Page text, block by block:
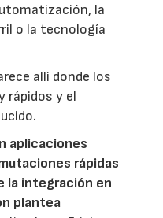
la
o la tecnología
allí donde los
rápidos y el
aplicaciones
rápidas
la integración en
plantea